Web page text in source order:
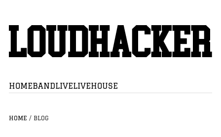
HOMEBANDLIVELIVEHOUSE
HOME / BLOG